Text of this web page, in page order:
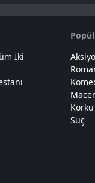
İki
Korku
Suç